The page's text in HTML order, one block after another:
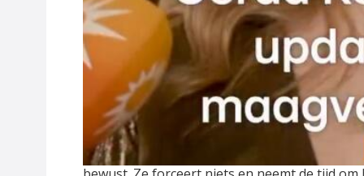
Die woorden tonen haar optimisme,
nieuwe situatie na een maagverkleining. Dat